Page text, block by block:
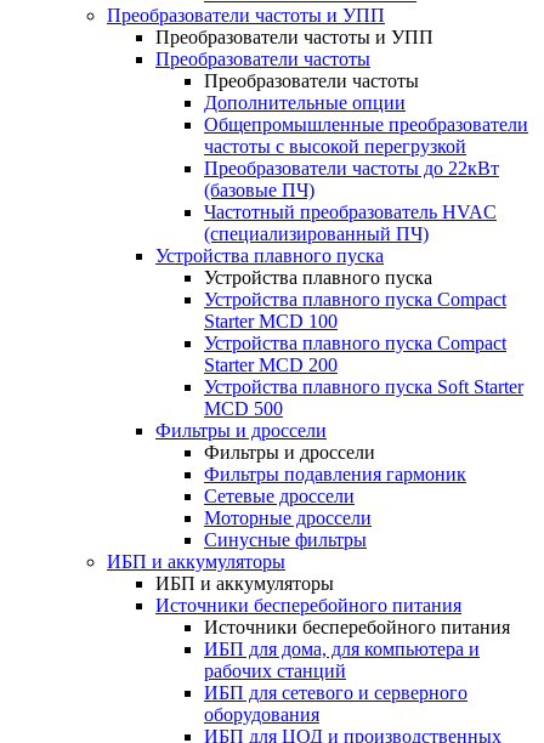
Преобразователи частоты и УПП
Преобразователи частоты и УПП
Преобразователи частоты
Преобразователи частоты
Дополнительные опции
Общепромышленные преобразователи
частоты с высокой перегрузкой
Преобразователи частоты до 22кВт
(базовые ПЧ)
Частотный преобразователь HVAC
(специализированный ПЧ)
Устройства плавного пуска
Устройства плавного пуска
Устройства плавного пуска Compact
Starter MCD 100
Устройства плавного пуска Compact
Starter MCD 200
Устройства плавного пуска Soft Starter
MCD 500
Фильтры и дроссели
Фильтры и дроссели
Фильтры подавления гармоник
Сетевые дроссели
Моторные дроссели
Синусные фильтры
ИБП и аккумуляторы
ИБП и аккумуляторы
Источники бесперебойного питания
Источники бесперебойного питания
ИБП для дома, для компьютера и
рабочих станций
ИБП для сетевого и серверного
оборудования
ИБП для ЦОД и производственных